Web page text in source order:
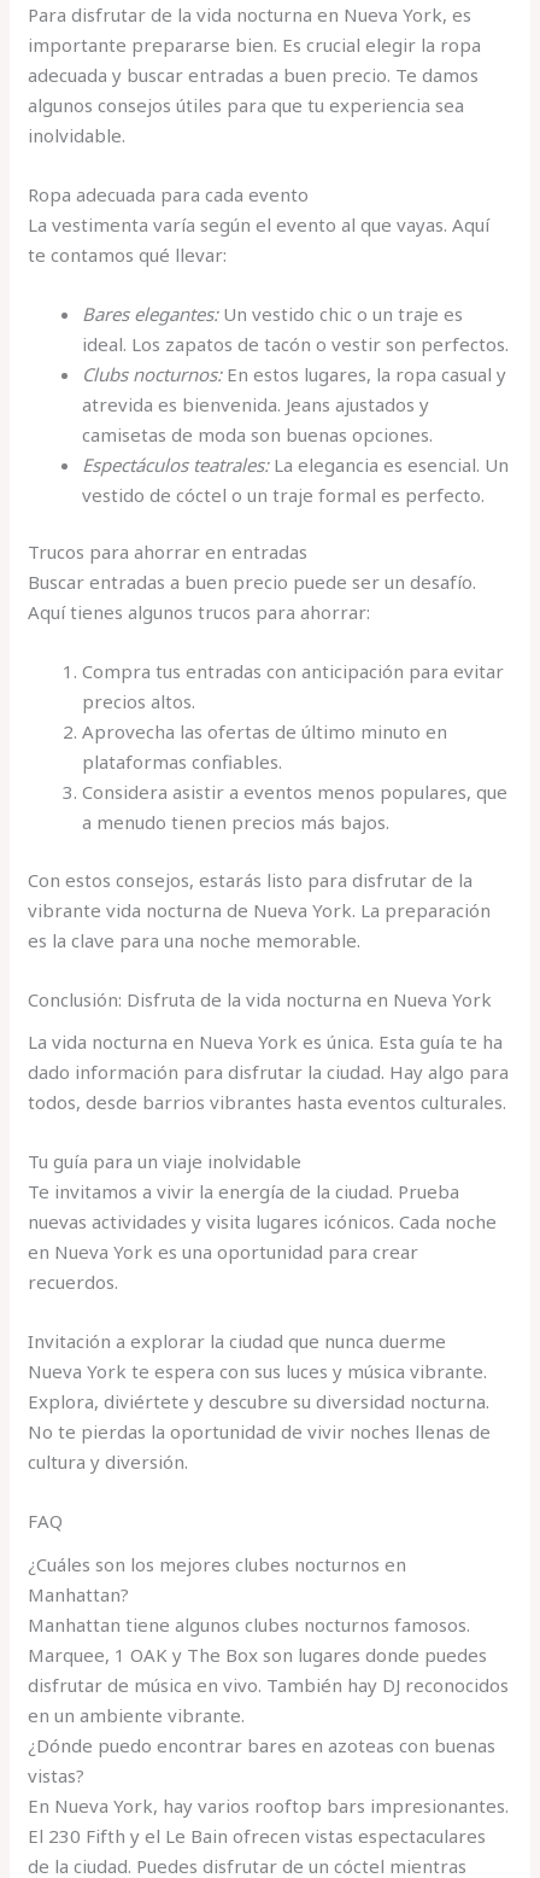
Para disfrutar de la vida nocturna en Nueva York, es
importante prepararse bien. Es crucial elegir la ropa
adecuada y buscar entradas a buen precio. Te damos
algunos consejos útiles para que tu experiencia sea
inolvidable.
Ropa adecuada para cada evento
La vestimenta varía según el evento al que vayas. Aquí
te contamos qué llevar:
Bares elegantes:Un vestido chic o un traje es
ideal. Los zapatos de tacón o vestir son perfectos.
Clubs nocturnos:En estos lugares, la ropa casual y
atrevida es bienvenida. Jeans ajustados y
camisetas de moda son buenas opciones.
Espectáculos teatrales:La elegancia es esencial. Un
vestido de cóctel o un traje formal es perfecto.
Trucos para ahorrar en entradas
Buscar entradas a buen precio puede ser un desafío.
Aquí tienes algunos trucos para ahorrar:
Compra tus entradas con anticipación para evitar
precios altos.
Aprovecha las ofertas de último minuto en
plataformas confiables.
Considera asistir a eventos menos populares, que
a menudo tienen precios más bajos.
Con estos consejos, estarás listo para disfrutar de la
vibrante vida nocturna de Nueva York. La preparación
es la clave para una noche memorable.
Conclusión: Disfruta de la vida nocturna en Nueva York
La vida nocturna en Nueva York es única. Esta guía te ha
dado información para disfrutar la ciudad. Hay algo para
todos, desde barrios vibrantes hasta eventos culturales.
Tu guía para un viaje inolvidable
Te invitamos a vivir la energía de la ciudad. Prueba
nuevas actividades y visita lugares icónicos. Cada noche
en Nueva York es una oportunidad para crear
recuerdos.
Invitación a explorar la ciudad que nunca duerme
Nueva York te espera con sus luces y música vibrante.
Explora, diviértete y descubre su diversidad nocturna.
No te pierdas la oportunidad de vivir noches llenas de
cultura y diversión.
FAQ
¿Cuáles son los mejores clubes nocturnos en
Manhattan?
Manhattan tiene algunos clubes nocturnos famosos.
Marquee, 1 OAK y The Box son lugares donde puedes
disfrutar de música en vivo. También hay DJ reconocidos
en un ambiente vibrante.
¿Dónde puedo encontrar bares en azoteas con buenas
vistas?
En Nueva York, hay varios rooftop bars impresionantes.
El 230 Fifth y el Le Bain ofrecen vistas espectaculares
de la ciudad. Puedes disfrutar de un cóctel mientras